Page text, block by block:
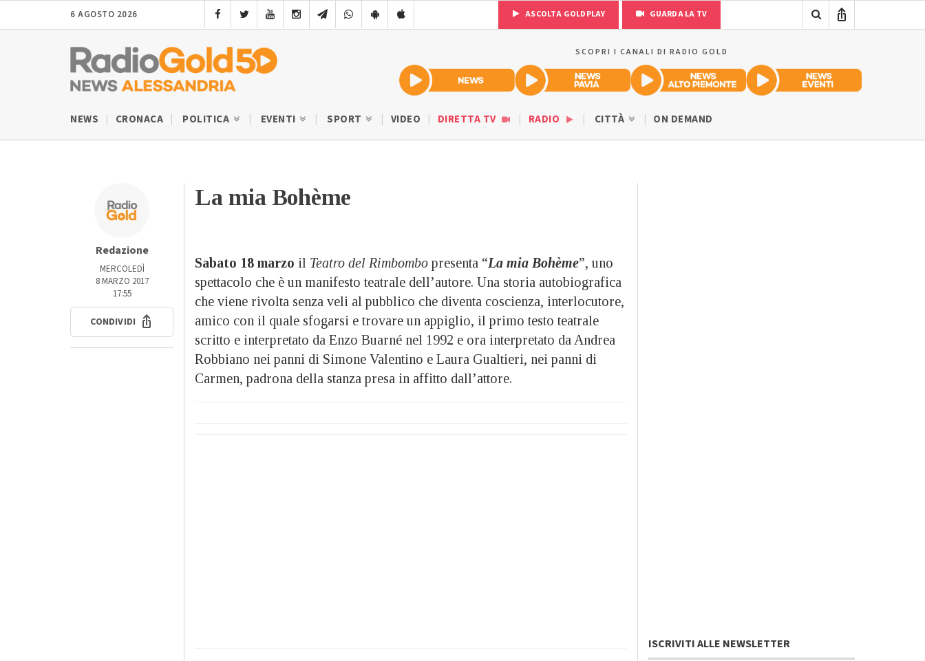
6 AGOSTO 2026 ASCOLTA GOLDPLAY GUARDA LA TV
SCOPRI I CANALI DI RADIO GOLD
NEWS CRONACA POLITICA EVENTI SPORT VIDEO DIRETTA TV RADIO CITTÀ ON DEMAND
Redazione
MERCOLEDÌ
8 MARZO 2017
17:55
CONDIVIDI
La mia Bohème
Sabato 18 marzo il Teatro del Rimbombo presenta “La mia Bohème”, uno
spettacolo che è un manifesto teatrale dell’autore. Una storia autobiografica
che viene rivolta senza veli al pubblico che diventa coscienza, interlocutore,
amico con il quale sfogarsi e trovare un appiglio, il primo testo teatrale
scritto e interpretato da Enzo Buarné nel 1992 e ora interpretato da Andrea
Robbiano nei panni di Simone Valentino e Laura Gualtieri, nei panni di
Carmen, padrona della stanza presa in affitto dall’attore.
ISCRIVITI ALLE NEWSLETTER